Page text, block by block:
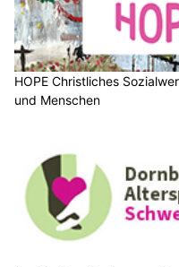
HOPE Christliches
und Menschen